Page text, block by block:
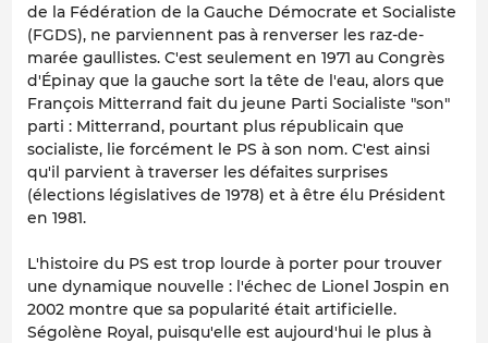
de la Fédération de la Gauche Démocrate et Socialiste
(FGDS), ne parviennent pas à renverser les raz-de-
marée gaullistes. C'est seulement en 1971 au Congrès
d'Épinay que la gauche sort la tête de l'eau, alors que
François Mitterrand fait du jeune Parti Socialiste "son"
parti : Mitterrand, pourtant plus républicain que
socialiste, lie forcément le PS à son nom. C'est ainsi
qu'il parvient à traverser les défaites surprises
(élections législatives de 1978) et à être élu Président
en 1981.
L'histoire du PS est trop lourde à porter pour trouver
une dynamique nouvelle : l'échec de Lionel Jospin en
2002 montre que sa popularité était artificielle.
Ségolène Royal, puisqu'elle est aujourd'hui le plus à